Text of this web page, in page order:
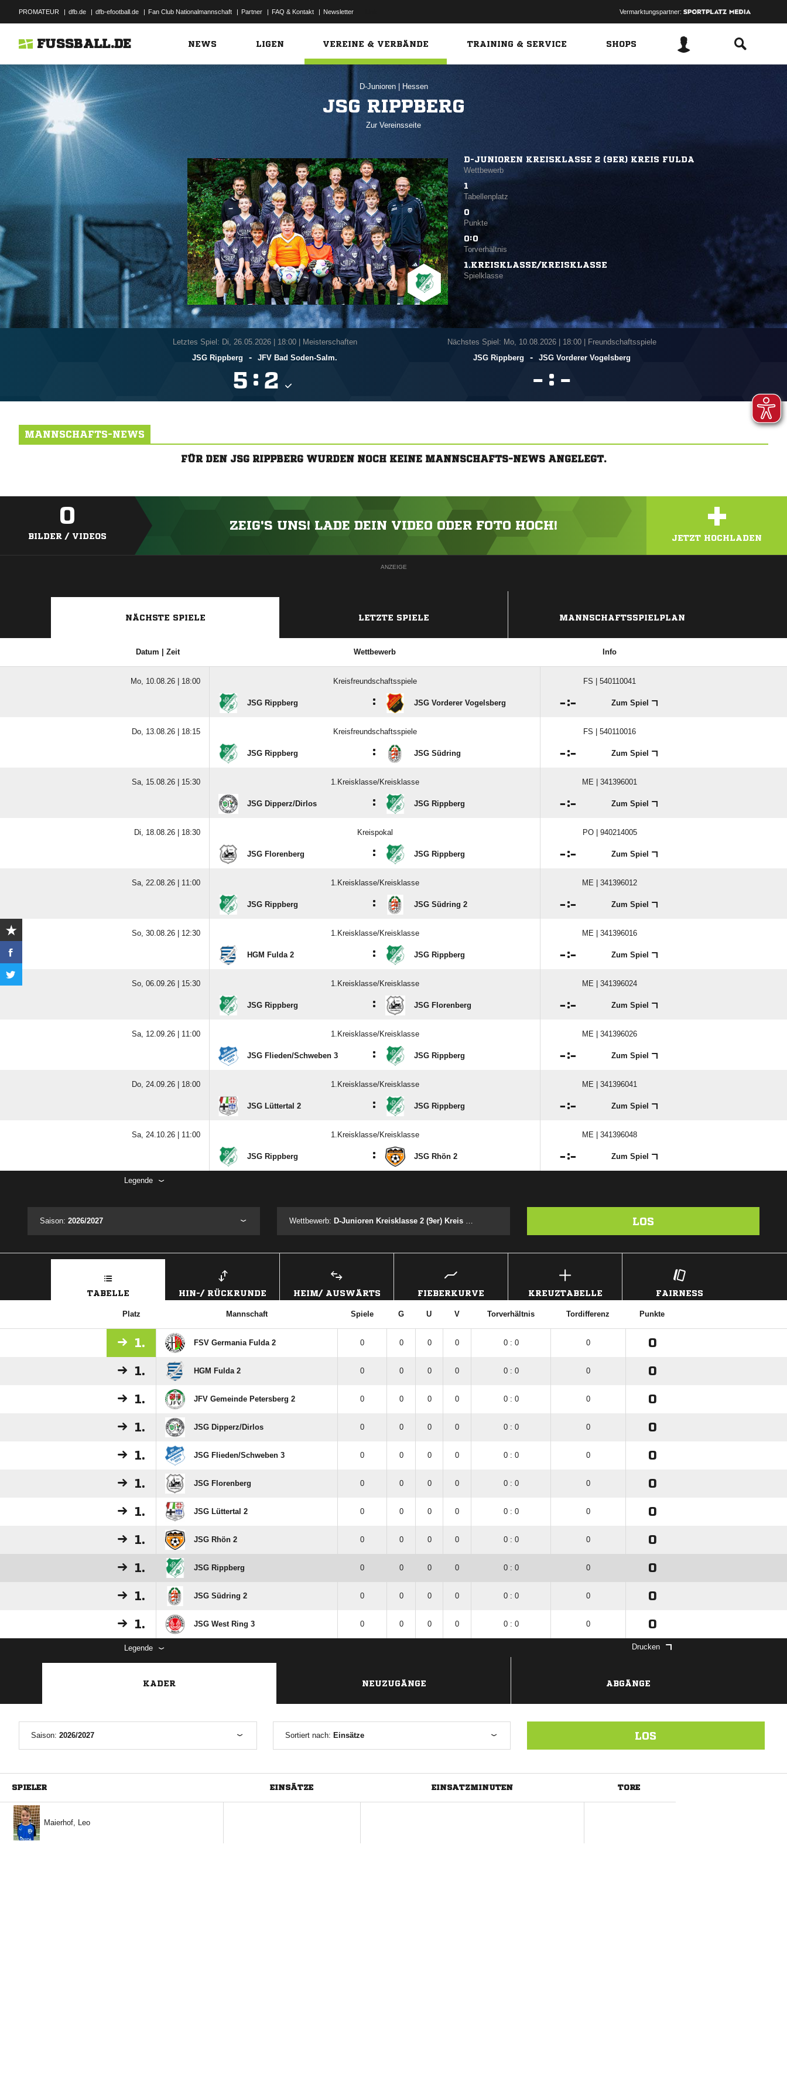
PROMATEUR | dfb.de | dfb-efootball.de | Fan Club Nationalmannschaft | Partner | FAQ & Kontakt | Newsletter Vermarktungspartner:
FUSSBALL.DE NEWS LIGEN VEREINE & VERBÄNDE TRAINING & SERVICE SHOPS
D-Junioren Hessen
JSG RIPPBERG
Zur Vereinsseite
D-JUNIOREN KREISKLASSE 2 (9ER) KREIS FULDA
Wettbewerb
1
Tabellenplatz
0
Punkte
0:0
Torverhältnis
1.KREISKLASSE/KREISKLASSE
Spielklasse
Letztes Spiel: Di, 26.05.2026| 18:00 | Meisterschaften
JSG Rippberg
- JFV Bad Soden-Salm.
 : 
Nächstes Spiel: Mo, 10.08.2026| 18:00 | Freundschaftsspiele
JSG Rippberg
- JSG Vorderer Vogelsberg
 : 
MANNSCHAFTS-NEWS
FÜR DEN JSG RIPPBERG WURDEN NOCH KEINE MANNSCHAFTS-NEWS ANGELEGT.
0
BILDER / VIDEOS
ZEIG'S UNS! LADE DEIN VIDEO ODER FOTO HOCH! +
JETZT HOCHLADEN
ANZEIGE
NÄCHSTE SPIELE LETZTE SPIELE MANNSCHAFTSSPIELPLAN
Datum | Zeit Wettbewerb Info
Mo, 10.08.26 | 18:00 Kreisfreundschaftsspiele FS | 540110041
JSG Rippberg : JSG Vorderer Vogelsberg : Zum Spiel
Do, 13.08.26 | 18:15 Kreisfreundschaftsspiele FS | 540110016
JSG Rippberg : JSG Südring : Zum Spiel
Sa, 15.08.26 | 15:30 1.Kreisklasse/Kreisklasse ME | 341396001
JSG Dipperz/​Dirlos : JSG Rippberg : Zum Spiel
Di, 18.08.26 | 18:30 Kreispokal PO | 940214005
JSG Florenberg : JSG Rippberg : Zum Spiel
Sa, 22.08.26 | 11:00 1.Kreisklasse/Kreisklasse ME | 341396012
JSG Rippberg : JSG Südring 2 : Zum Spiel
So, 30.08.26 | 12:30 1.Kreisklasse/Kreisklasse ME | 341396016
HGM Fulda 2 : JSG Rippberg : Zum Spiel
So, 06.09.26 | 15:30 1.Kreisklasse/Kreisklasse ME | 341396024
JSG Rippberg : JSG Florenberg : Zum Spiel
Sa, 12.09.26 | 11:00 1.Kreisklasse/Kreisklasse ME | 341396026
JSG Flieden/​Schweben 3 : JSG Rippberg : Zum Spiel
Do, 24.09.26 | 18:00 1.Kreisklasse/Kreisklasse ME | 341396041
JSG Lüttertal 2 : JSG Rippberg : Zum Spiel
Sa, 24.10.26 | 11:00 1.Kreisklasse/Kreisklasse ME | 341396048
JSG Rippberg : JSG Rhön 2 : Zum Spiel
Legende
Saison: 2026/2027 Wettbewerb: D-Junioren Kreisklasse 2 (9er) Kreis Fulda LOS
TABELLE HIN-/ RÜCKRUNDE HEIM/ AUSWÄRTS FIEBERKURVE KREUZTABELLE FAIRNESS
Platz Mannschaft Spiele G U V Torverhältnis Tordifferenz Punkte
1. FSV Germania Fulda 2 0 0 0 0 0 : 0 0 0
1. HGM Fulda 2 0 0 0 0 0 : 0 0 0
1. JFV Gemeinde Petersberg 2 0 0 0 0 0 : 0 0 0
1. JSG Dipperz/​Dirlos 0 0 0 0 0 : 0 0 0
1. JSG Flieden/​Schweben 3 0 0 0 0 0 : 0 0 0
1. JSG Florenberg 0 0 0 0 0 : 0 0 0
1. JSG Lüttertal 2 0 0 0 0 0 : 0 0 0
1. JSG Rhön 2 0 0 0 0 0 : 0 0 0
1. JSG Rippberg 0 0 0 0 0 : 0 0 0
1. JSG Südring 2 0 0 0 0 0 : 0 0 0
1. JSG West Ring 3 0 0 0 0 0 : 0 0 0
Legende Drucken
KADER NEUZUGÄNGE ABGÄNGE
Saison: 2026/2027 Sortiert nach: Einsätze LOS
SPIELER EINSÄTZE EINSATZMINUTEN TORE
 